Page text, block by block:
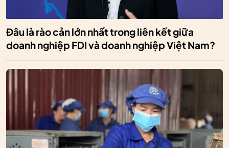
Đâu là rào cản lớn nhất trong liên kết giữa
doanh nghiệp FDI và doanh nghiệp Việt Nam?